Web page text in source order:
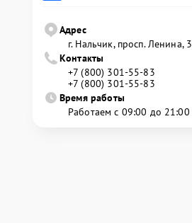
Адрес
г. Нальчик, просп. Ленина, 3
Контакты
+7 (800) 301-55-83
+7 (800) 301-55-83
Время работы
Работаем с 09:00 до 21:00